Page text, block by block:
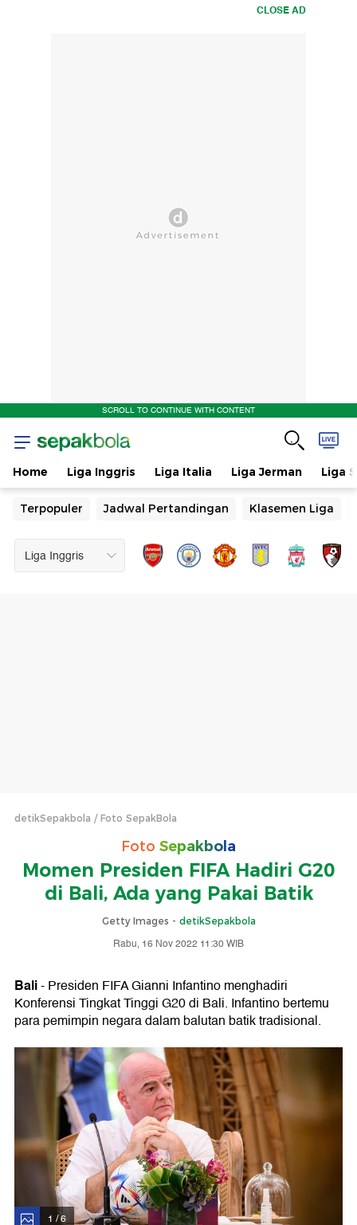
CLOSE AD
SCROLL TO CONTINUE WITH CONTENT
Home Liga Inggris Liga Italia Liga Jerman Liga
Terpopuler Jadwal Pertandingan Klasemen Liga
detikSepakbola Foto SepakBola
Foto Sepakbola
Momen Presiden FIFA Hadiri G20
di Bali, Ada yang Pakai Batik
Getty Images - detikSepakbola
Rabu, 16 Nov 2022 11:30 WIB
Bali- Presiden FIFA Gianni Infantino menghadiri
Konferensi Tingkat Tinggi G20 di Bali. Infantino bertemu
para pemimpin negara dalam balutan batik tradisional.
1 / 6